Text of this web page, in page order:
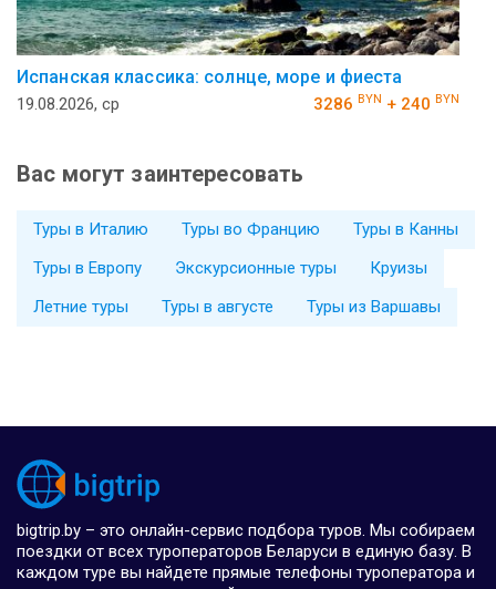
Испанская классика: солнце, море и фиеста
19.08.2026, ср 3286 BYN + 240 BYN
Вас могут заинтересовать
Туры в Италию Туры во Францию
Туры в Канны
Туры в Европу
Экскурсионные туры
Круизы
Летние туры
Туры в августе Туры из Варшавы
bigtrip.by – это онлайн-сервис подбора туров. Мы собираем
поездки от всех туроператоров Беларуси в единую базу. В
каждом туре вы найдете прямые телефоны туроператора и